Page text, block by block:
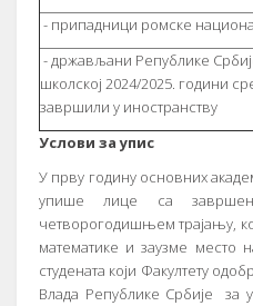
- припадници ромске
- држављани Републике
школској 2024/2025. години
завршили у иностранству
Услови за упис
У прву годину основних
упише лице са
четворогодишњем трајању,
математике и заузме место
студената који Факултету
Влада Републике Србије за